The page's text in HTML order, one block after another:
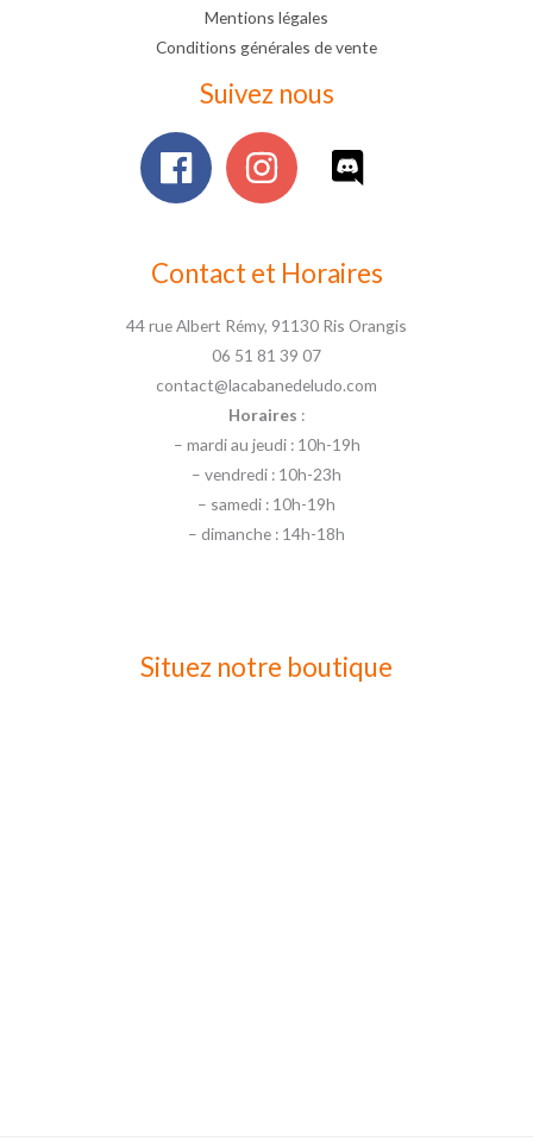
Mentions légales
Conditions générales de vente
Suivez nous
Contact et Horaires
44 rue Albert Rémy, 91130 Ris Orangis
06 51 81 39 07
contact@lacabanedeludo.com
Horaires :
– mardi au jeudi : 10h-19h
– vendredi : 10h-23h
– samedi : 10h-19h
– dimanche : 14h-18h
Situez notre boutique